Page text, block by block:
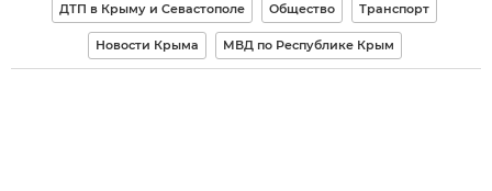
ДТП в Крыму и Севастополе Общество Транспорт
Новости Крыма МВД по Республике Крым